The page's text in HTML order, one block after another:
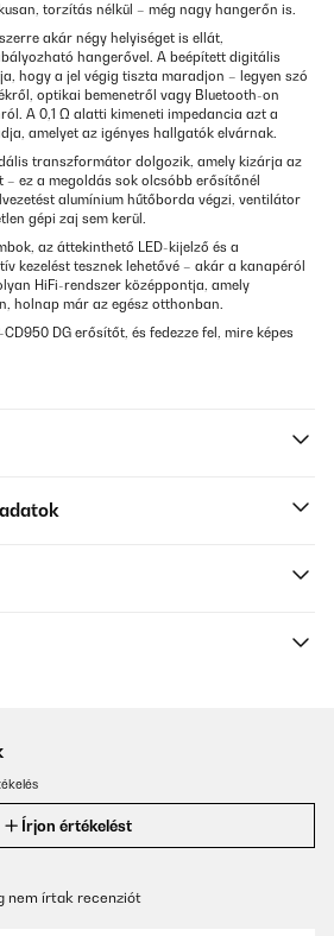
torzítás nélkül – még nagy hangerőn is.
akár négy helyiséget is ellát,
hangerővel. A beépített digitális
hogy a jel végig tiszta maradjon – legyen szó
optikai bemenetről vagy Bluetooth-on
A 0,1 Ω alatti kimeneti impedancia azt a
amelyet az igényes hallgatók elvárnak.
transzformátor dolgozik, amely kizárja az
ez a megoldás sok olcsóbb erősítőnél
alumínium hűtőborda végzi, ventilátor
gépi zaj sem kerül.
az áttekinthető LED-kijelző és a
kezelést tesznek lehetővé – akár a kanapéról
HiFi-rendszer középpontja, amely
holnap már az egész otthonban.
DG erősítőt, és fedezze fel, mire képes
Írjon értékelést
nem írtak recenziót